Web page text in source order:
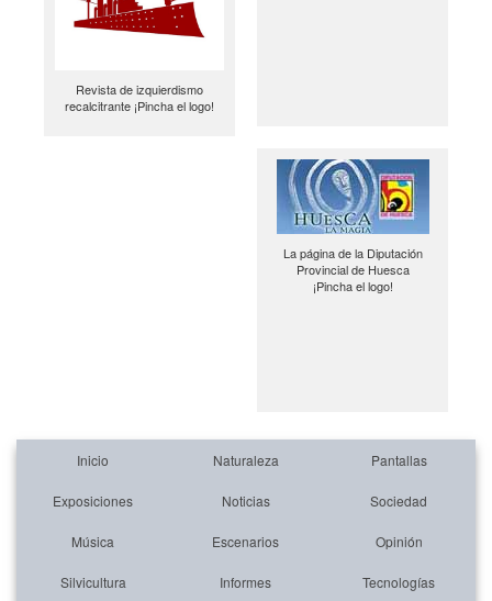
Revista de izquierdismo
recalcitrante ¡Pincha el logo!
La página de la Diputación
Provincial de Huesca
¡Pincha el logo!
Inicio Naturaleza Pantallas
Exposiciones Noticias Sociedad
Música Escenarios Opinión
Silvicultura Informes Tecnologías